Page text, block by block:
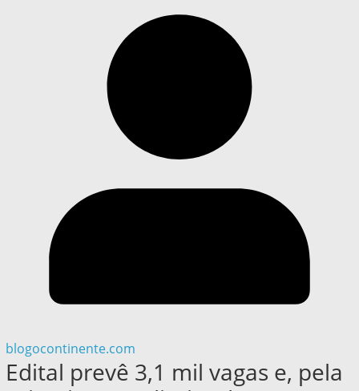
blogocontinente.com
Edital prevê 3,1 mil vagas e, pela